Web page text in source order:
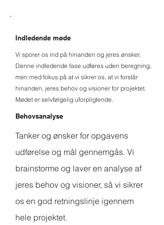
Indledende møde
Vi sporer os ind på hinanden og jeres ønsker.
Denne indledende fase udføres uden beregning,
men med fokus på at vi sikrer os, at vi forstår
hinanden, jeres behov og visioner for projektet.
Mødet er selvfølgelig uforpligtende.
Behovsanalyse
Tanker og ønsker for opgavens
udførelse og mål gennemgås. Vi
brainstorme og laver en analyse af
jeres behov og visioner, så vi sikrer
os en god retningslinje igennem
hele projektet.